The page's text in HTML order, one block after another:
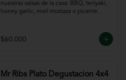
nuestras salsas de la casa: BBQ, teriyaki,
honey garlic, miel mostaza o picante.
$60.000
Mr Ribs Plato Degustacion 4x4